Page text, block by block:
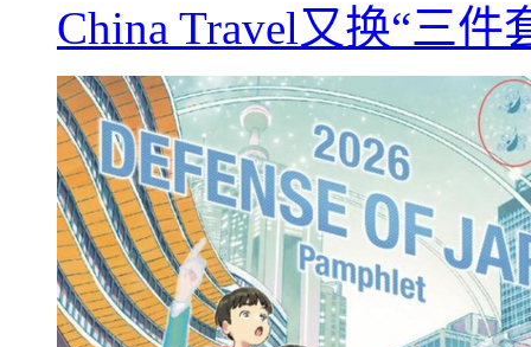
China Travel又换“三